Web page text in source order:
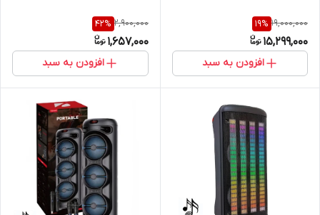
19,000,000
19%
15,299,000
افزودن به سبد
2,900,000
42%
1,657,000
افزودن به سبد